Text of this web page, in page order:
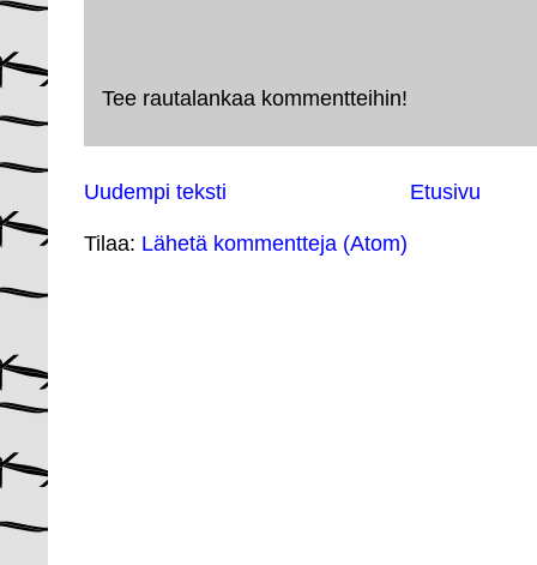
Tee rautalankaa kommentteihin!
Uudempi teksti Etusivu
Tilaa: Lähetä kommentteja (Atom)